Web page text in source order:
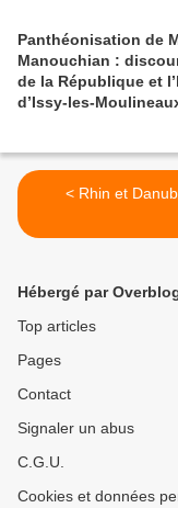
Panthéonisation de
Manouchian :
de la République et
d’Issy-les-
< Rhin et
Hébergé par
Top articles
Pages
Contact
Signaler un abus
C.G.U.
Cookies et données